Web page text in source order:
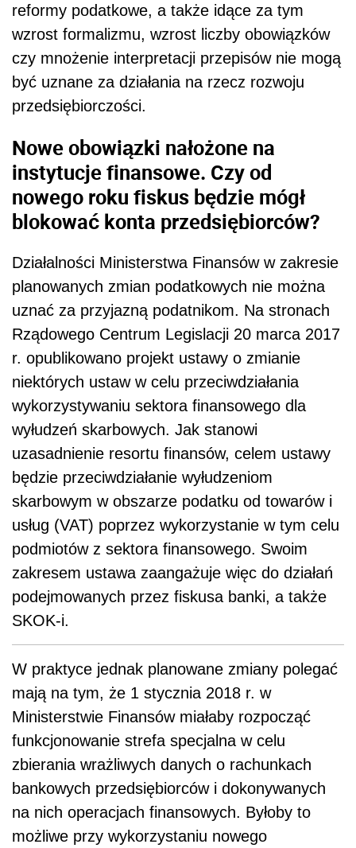
reformy podatkowe, a także idące za tym
wzrost formalizmu, wzrost liczby obowiązków
czy mnożenie interpretacji przepisów nie mogą
być uznane za działania na rzecz rozwoju
przedsiębiorczości.
Nowe obowiązki nałożone na
instytucje finansowe. Czy od
nowego roku fiskus będzie mógł
blokować konta przedsiębiorców?
Działalności Ministerstwa Finansów w zakresie
planowanych zmian podatkowych nie można
uznać za przyjazną podatnikom. Na stronach
Rządowego Centrum Legislacji 20 marca 2017
r. opublikowano projekt ustawy o zmianie
niektórych ustaw w celu przeciwdziałania
wykorzystywaniu sektora finansowego dla
wyłudzeń skarbowych. Jak stanowi
uzasadnienie resortu finansów, celem ustawy
będzie przeciwdziałanie wyłudzeniom
skarbowym w obszarze podatku od towarów i
usług (VAT) poprzez wykorzystanie w tym celu
podmiotów z sektora finansowego. Swoim
zakresem ustawa zaangażuje więc do działań
podejmowanych przez fiskusa banki, a także
SKOK-i.
W praktyce jednak planowane zmiany polegać
mają na tym, że 1 stycznia 2018 r. w
Ministerstwie Finansów miałaby rozpocząć
funkcjonowanie strefa specjalna w celu
zbierania wrażliwych danych o rachunkach
bankowych przedsiębiorców i dokonywanych
na nich operacjach finansowych. Byłoby to
możliwe przy wykorzystaniu nowego